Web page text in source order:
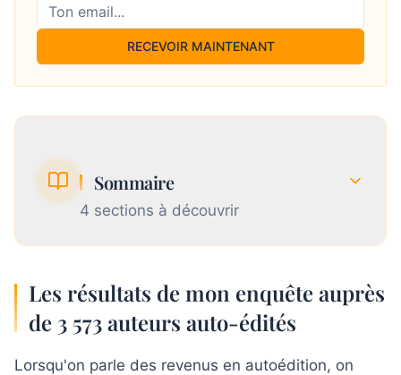
RECEVOIR MAINTENANT
Sommaire
4 sections à découvrir
1
Les résultats de mon enquête auprès de 3
573 auteurs auto-édités
édité ?
Les résultats de mon enquête auprès
de 3 573 auteurs auto-édités
Lorsqu'on parle des revenus en autoédition, on